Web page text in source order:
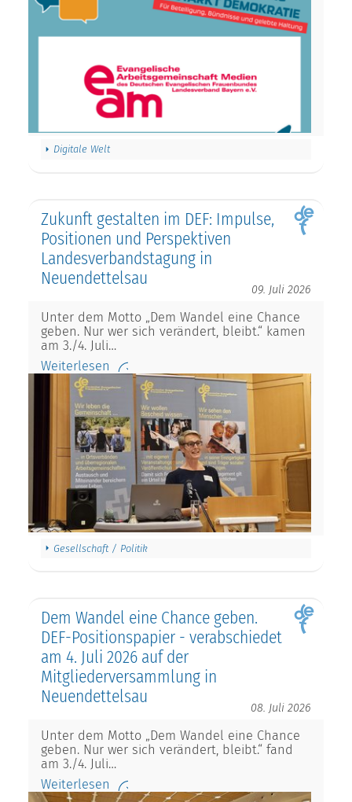
Digitale Welt
Zukunft gestalten im DEF: Impulse,
Positionen und Perspektiven
Landesverbandstagung in
Neuendettelsau
09. Juli 2026
Unter dem Motto „Dem Wandel eine Chance
geben. Nur wer sich verändert, bleibt.“ kamen
am 3./4. Juli…
Weiterlesen
Gesellschaft / Politik
Dem Wandel eine Chance geben.
DEF-Positionspapier - verabschiedet
am 4. Juli 2026 auf der
Mitgliederversammlung in
Neuendettelsau
08. Juli 2026
Unter dem Motto „Dem Wandel eine Chance
geben. Nur wer sich verändert, bleibt.“ fand
am 3./4. Juli…
Weiterlesen